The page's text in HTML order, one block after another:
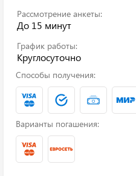
Рассмотрение анкеты:
До 15 минут
График работы:
Круглосуточно
Способы получения:
Варианты погашения: